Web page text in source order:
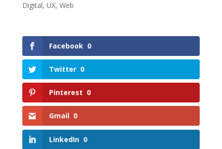
Digital, UX, Web
Facebook 0
Twitter 0
Pinterest 0
Gmail 0
LinkedIn 0